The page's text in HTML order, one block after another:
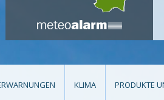
KLIMA PRODUKTE